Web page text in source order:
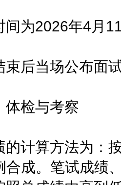
2026年4月11
后当场公布面
检与考察
算方法为：按
合成。笔试成绩